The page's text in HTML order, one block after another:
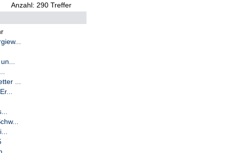
Anzahl: 290 Treffer
...